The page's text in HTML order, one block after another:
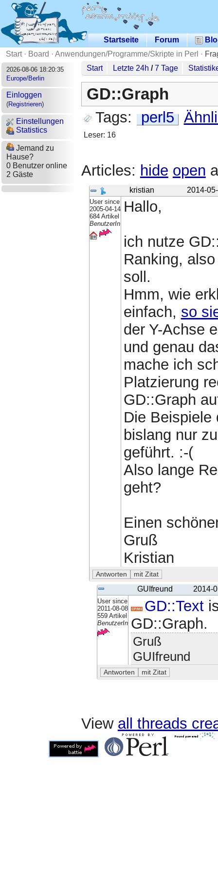
Startseite Forum
Start· Board · Anwendungen/Programme/Skripte in Perl ·
2026-08-06 18:20:35
Europe/Berlin
Einloggen
(Registrieren)
Einstellungen
Statistics
Jemand zu
Hause?
0 Benutzer online
2 Gäste
Start Letzte 24h /7 Tage
GD::Graph
Tags: perl5
Leser: 16
Articles: hide open
kristian 2014-
User since
2005-04-14
684 Artikel
BenutzerIn
Hallo,
ich nutze
Ranking,
soll.
Hmm, wie
einfach, so
der Y-Achse
und genau
mache ich
Platzierung
GD::Graph
Die Beispiele
bislang nur
geführt. :-(
Also lange
geht?
Einen
Gruß
Kristian
GUIfreund 2014-
User since
2011-08-08
559 Artikel
BenutzerIn
GD::Text
GD::Graph.
Gruß
GUIfreund
View all threads